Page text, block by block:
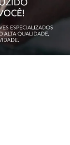
0,6cm